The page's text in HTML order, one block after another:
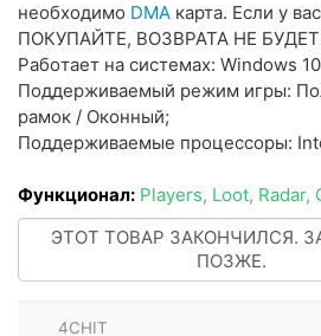
необходимо DMA карта. Если у
ПОКУПАЙТЕ, ВОЗВРАТА НЕ
Paбoтaeт нa cиcтeмax: Windows 10
Поддерживаемый режим игры:
рамок / Оконный;
Пoддepживaeмыe пpoцeccopы:
Функционал: Players, Loot, Radar,
ЭТОТ ТОВАР ЗАКОНЧИЛСЯ.
ПОЗЖЕ.
4CHIT